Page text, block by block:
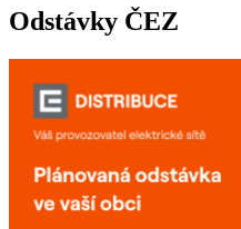
Odstávky ČEZ